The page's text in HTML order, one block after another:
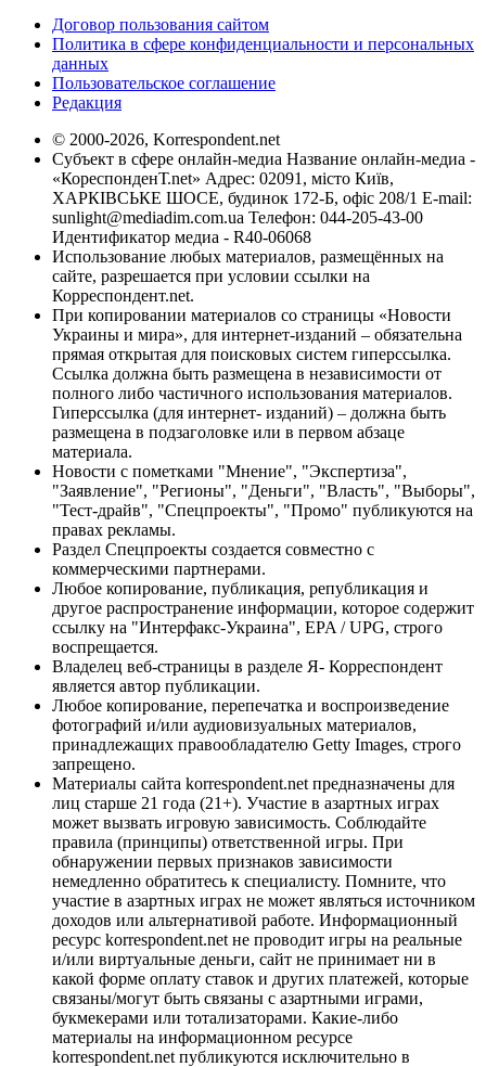
Договор пользования сайтом
Политика в сфере конфиденциальности и персональных
данных
Пользовательское соглашение
Редакция
© 2000-2026, Korrespondent.net
Субъект в сфере онлайн-медиа Название онлайн-медиа -
«КореспонденТ.net» Адрес: 02091, місто Київ,
ХАРКІВСЬКЕ ШОСЕ, будинок 172-Б, офіс 208/1 E-mail:
sunlight@mediadim.com.ua Телефон: 044-205-43-00
Идентификатор медиа - R40-06068
Использование любых материалов, размещённых на
сайте, разрешается при условии ссылки на
Корреспондент.net.
При копировании материалов со страницы «Новости
Украины и мира», для интернет-изданий – обязательна
прямая открытая для поисковых систем гиперссылка.
Ссылка должна быть размещена в независимости от
полного либо частичного использования материалов.
Гиперссылка (для интернет- изданий) – должна быть
размещена в подзаголовке или в первом абзаце
материала.
Новости с пометками "Мнение", "Экспертиза",
"Заявление", "Регионы", "Деньги", "Власть", "Выборы",
"Тест-драйв", "Спецпроекты", "Промо" публикуются на
правах рекламы.
Раздел Спецпроекты создается совместно с
коммерческими партнерами.
Любое копирование, публикация, републикация и
другое распространение информации, которое содержит
ссылку на "Интерфакс-Украина", EPA / UPG, строго
воспрещается.
Владелец веб-страницы в разделе Я- Корреспондент
является автор публикации.
Любое копирование, перепечатка и воспроизведение
фотографий и/или аудиовизуальных материалов,
принадлежащих правообладателю Getty Images, строго
запрещено.
Материалы сайта korrespondent.net предназначены для
лиц старше 21 года (21+). Участие в азартных играх
может вызвать игровую зависимость. Соблюдайте
правила (принципы) ответственной игры. При
обнаружении первых признаков зависимости
немедленно обратитесь к специалисту. Помните, что
участие в азартных играх не может являться источником
доходов или альтернативой работе. Информационный
ресурс korrespondent.net не проводит игры на реальные
и/или виртуальные деньги, сайт не принимает ни в
какой форме оплату ставок и других платежей, которые
связаны/могут быть связаны с азартными играми,
букмекерами или тотализаторами. Какие-либо
материалы на информационном ресурсе
korrespondent.net публикуются исключительно в